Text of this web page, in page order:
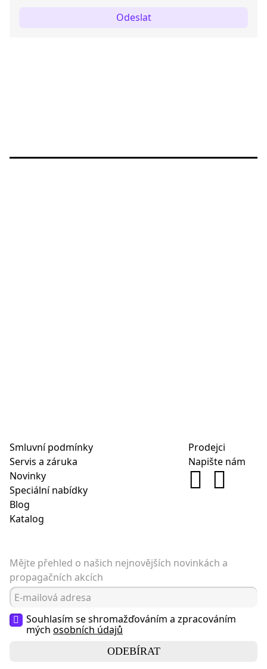
Odeslat
Smluvní podmínky
Servis a záruka
Novinky
Speciální nabídky
Blog
Katalog
Prodejci
Napište nám
Mějte přehled o našich nejnovějších novinkách a
propagačních akcích
Souhlasím se shromažďováním a zpracováním
mých osobních údajů
ODEBÍRAT